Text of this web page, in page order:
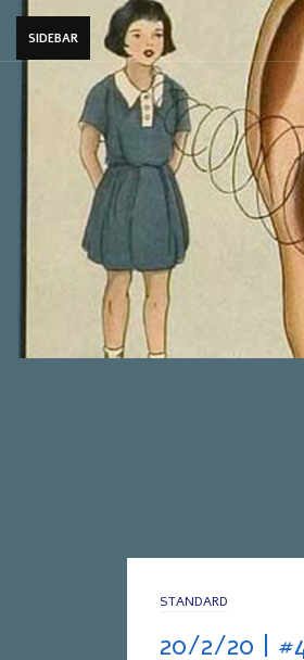
SIDEBAR
STANDARD
אחת ששומעת #403 | 20/2/20 |